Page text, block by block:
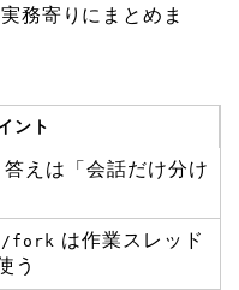
務寄りにまとめま
ント
えは「会話だけ分け
/fork は作業スレッド
う